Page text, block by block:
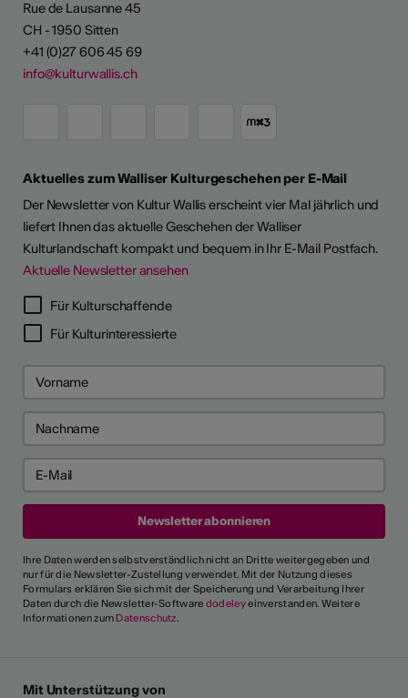
Rue de Lausanne 45
CH - 1950 Sitten
+41 (0)27 606 45 69
info@kulturwallis.ch
Aktuelles zum Walliser Kulturgeschehen per E-Mail
Der Newsletter von Kultur Wallis erscheint vier Mal jährlich und
liefert Ihnen das aktuelle Geschehen der Walliser
Kulturlandschaft kompakt und bequem in Ihr E-Mail Postfach.
Aktuelle Newsletter ansehen
Für Kulturschaffende
Für Kulturinteressierte
Ihre Daten werden selbstverständlich nicht an Dritte weitergegeben und
nur für die Newsletter-Zustellung verwendet. Mit der Nutzung dieses
Formulars erklären Sie sich mit der Speicherung und Verarbeitung Ihrer
Daten durch die Newsletter-Software dodeleyeinverstanden. Weitere
Informationen zum Datenschutz.
Mit Unterstützung von